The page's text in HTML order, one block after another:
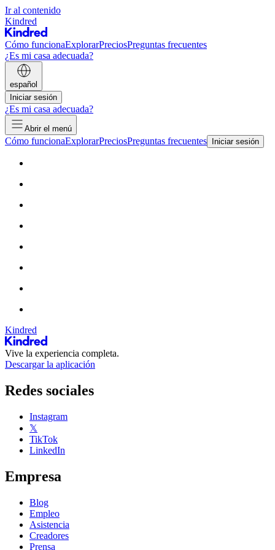
Ir al contenido
Kindred
Cómo funcionaExplorarPreciosPreguntas frecuentes
¿Es mi casa adecuada?
español
Iniciar sesión
¿Es mi casa adecuada?
Abrir el menú
Cómo funcionaExplorarPreciosPreguntas frecuentes Iniciar sesión
Kindred
Vive la experiencia completa.
Descargar la aplicación
Redes sociales
Instagram
𝕏
TikTok
LinkedIn
Empresa
Blog
Empleo
Asistencia
Creadores
Prensa